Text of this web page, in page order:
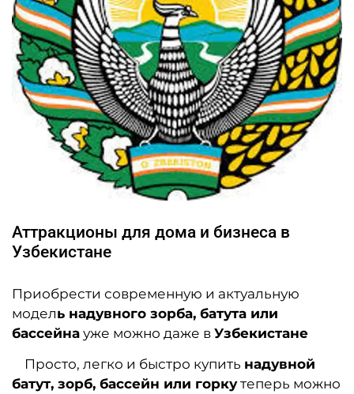
Аттракционы для дома и бизнеса в
Узбекистане
Приобрести современную и актуальную
модель надувного зорба, батута или
бассейна уже можно даже в Узбекистане
Просто, легко и быстро купить надувной
батут, зорб, бассейн или горкутеперь можно